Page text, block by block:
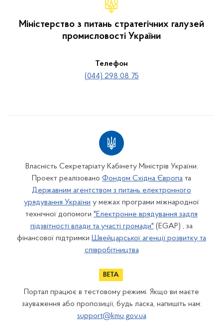
Міністерство з питань стратегічних галузей
промисловості України
Телефон
(044) 298 08 75
Власність Секретаріату Кабінету Міністрів України.
Проект реалізовано Фондом Східна Європа та
Державним агентством з питань електронного
урядування України у межах програми міжнародної
технічної допомоги "Електронне врядування задля
підзвітності влади та участі громади" (EGAP) , за
фінансової підтримки Швейцарської агенції розвитку та
співробітництва
Портал працює в тестовому режимі. Якщо ви маєте
зауваження або пропозиції, будь ласка, напишіть нам:
support@kmu.gov.ua